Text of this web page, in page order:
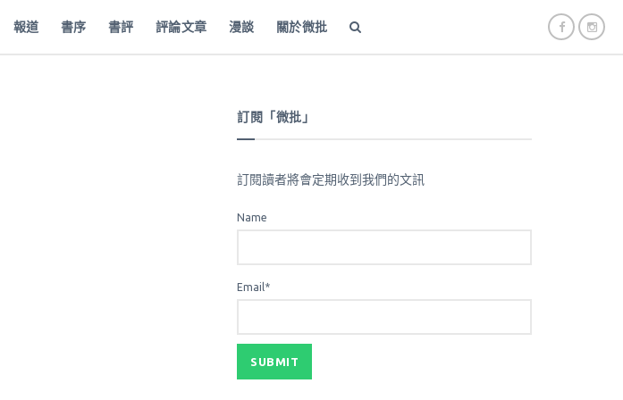
報道 書序 書評 評論文章 漫談 關於微批
訂閱「微批」
訂閱讀者將會定期收到我們的文訊
Name
Email*